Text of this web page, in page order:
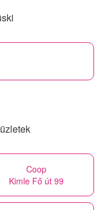
Coop
Kimle Fő út 99